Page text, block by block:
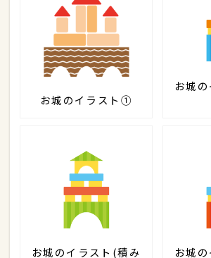
お城のイラスト①
お城
お城のイラスト(積み
お城